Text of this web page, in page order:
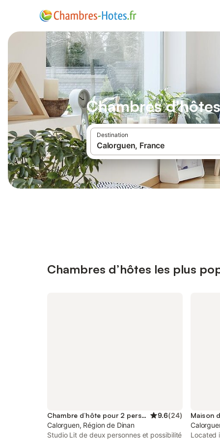
Chambres
Destination
Chambres d’hôtes les plus
Chambre d’hôte pour 2 personnes 9.6(24)
Calorguen, Région de Dinan
Studio Lit de deux personnes et possibilité
Located